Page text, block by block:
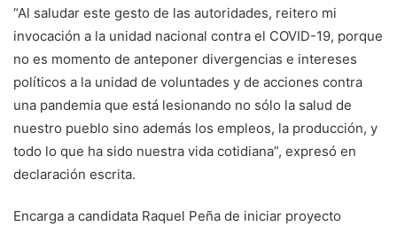
“Al saludar este gesto de las autoridades, reitero mi
invocación a la unidad nacional contra el COVID-19, porque
no es momento de anteponer divergencias e intereses
políticos a la unidad de voluntades y de acciones contra
una pandemia que está lesionando no sólo la salud de
nuestro pueblo sino además los empleos, la producción, y
todo lo que ha sido nuestra vida cotidiana”, expresó en
declaración escrita.
Encarga a candidata Raquel Peña de iniciar proyecto